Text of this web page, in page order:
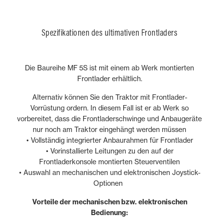
Spezifikationen des ultimativen Frontladers
Die Baureihe MF 5S ist mit einem ab Werk montierten
Frontlader erhältlich.
Alternativ können Sie den Traktor mit Frontlader-
Vorrüstung ordern. In diesem Fall ist er ab Werk so
vorbereitet, dass die Frontladerschwinge und Anbaugeräte
nur noch am Traktor eingehängt werden müssen
• Vollständig integrierter Anbaurahmen für Frontlader
• Vorinstallierte Leitungen zu den auf der
Frontladerkonsole montierten Steuerventilen
• Auswahl an mechanischen und elektronischen Joystick-
Optionen
Vorteile der mechanischen bzw. elektronischen
Bedienung: